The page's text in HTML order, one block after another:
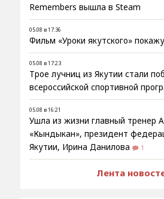
Remembers вышла в Steam
05.08 в 17:36
Фильм «Уроки якутского»
05.08 в 17:23
Трое лучниц из Якутии стали
всероссийской спортивной
05.08 в 16:21
Ушла из жизни главный тренер
«Кындыкан», президент
Якутии, Ирина Данилова
1
Лента